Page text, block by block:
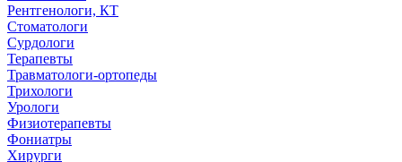
Рентгенологи, КТ
Стоматологи
Сурдологи
Терапевты
Травматологи-ортопеды
Трихологи
Урологи
Физиотерапевты
Фониатры
Хирурги